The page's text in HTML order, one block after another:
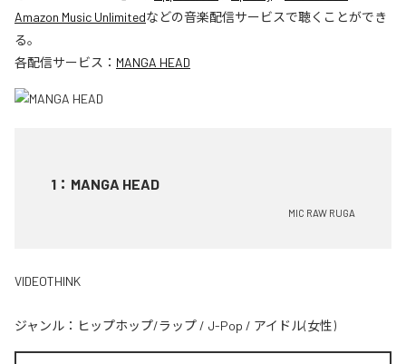
Amazon Music Unlimitedなどの音楽配信サービスで聴くことができ
る。
各配信サービス： MANGA HEAD
1 ： MANGA HEAD
MIC RAW RUGA
VIDEOTHINK
ジャンル： ヒップホップ/ラップ / J-Pop / アイドル(女性)